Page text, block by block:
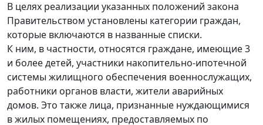
В целях реализации указанных положений закона
Правительством установлены категории граждан,
которые включаются в названные списки.
К ним, в частности, относятся граждане, имеющие 3
и более детей, участники накопительно-ипотечной
системы жилищного обеспечения военнослужащих,
работники органов власти, жители аварийных
домов. Это также лица, признанные нуждающимися
в жилых помещениях, предоставляемых по